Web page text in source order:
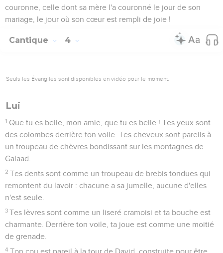
couronne, celle dont sa mère l'a couronné le jour de son
mariage, le jour où son cœur est rempli de joie !
Cantique 4
Seuls les Évangiles sont disponibles en vidéo pour le moment.
Lui
1 Que tu es belle, mon amie, que tu es belle ! Tes yeux sont
des colombes derrière ton voile. Tes cheveux sont pareils à
un troupeau de chèvres bondissant sur les montagnes de
Galaad.
2 Tes dents sont comme un troupeau de brebis tondues qui
remontent du lavoir : chacune a sa jumelle, aucune d'elles
n'est seule.
3 Tes lèvres sont comme un liseré cramoisi et ta bouche est
charmante. Derrière ton voile, ta joue est comme une moitié
de grenade.
4 Ton cou est pareil à la tour de David, construite pour être